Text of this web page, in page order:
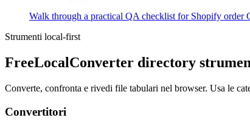
Walk through a practical QA checklist for Shopify order
Strumenti local-first
FreeLocalConverter directory
Converte, confronta e rivedi file tabulari nel browser. Usa le
Convertitori